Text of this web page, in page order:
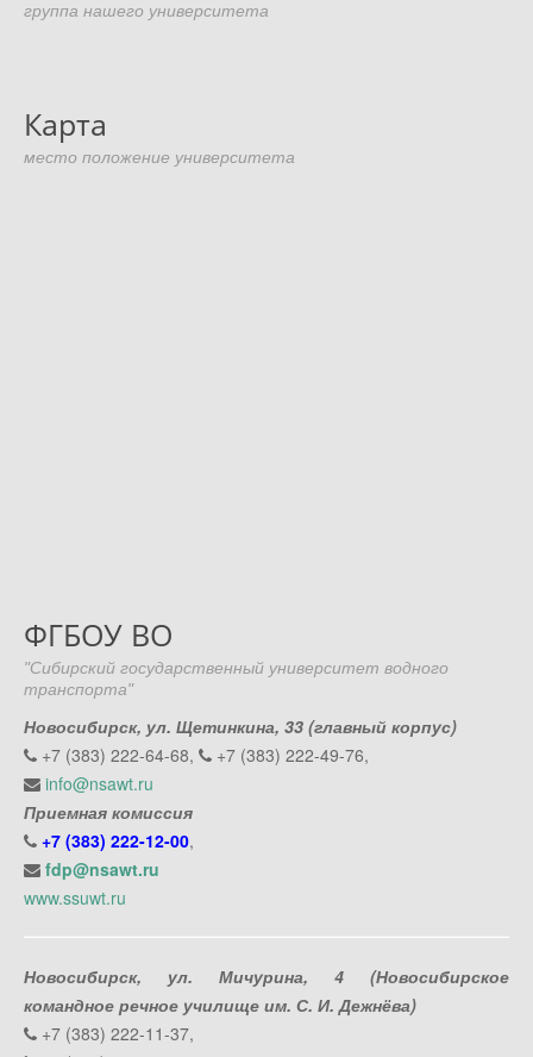
группа нашего университета
Карта
место положение университета
ФГБОУ ВО
"Сибирский государственный университет водного
транспорта"
Новосибирск, ул. Щетинкина, 33 (главный корпус)
+7 (383) 222-64-68,
+7 (383) 222-49-76,
info@nsawt.ru
Приемная комиссия
+7 (383) 222-12-00,
fdp@nsawt.ru
www.ssuwt.ru
Новосибирск, ул. Мичурина, 4 (Новосибирское
командное речное училище им. С. И. Дежнёва)
+7 (383) 222-11-37,